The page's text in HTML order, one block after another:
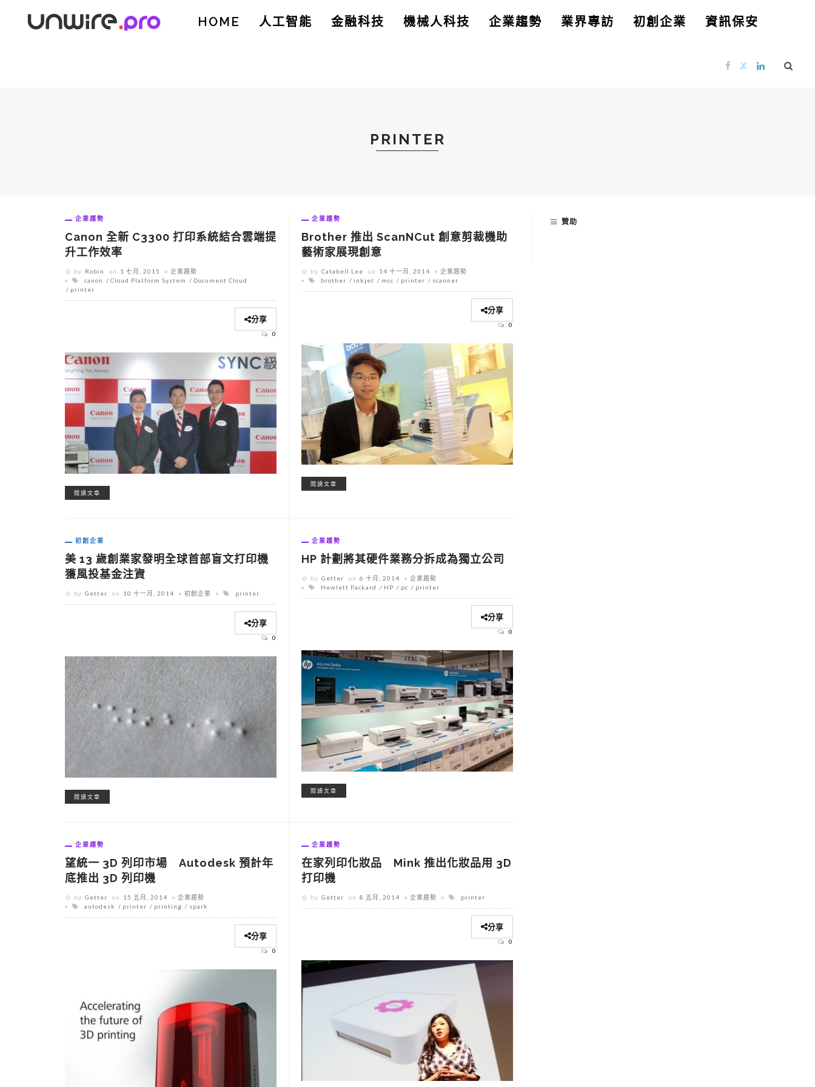
HOME 人工智能 金融科技 機械人科技 企業趨勢 業界專訪 初創企業 資訊保安
PRINTER
企業趨勢
Canon 全新 C3300 打印系統結合雲端提
升工作效率
by Robin on 1 七月, 2015
企業趨勢
canon
Cloud Platform System
Document Cloud
printer
分享
0
閱讀文章
企業趨勢
Brother 推出 ScanNCut 創意剪裁機助
藝術家展現創意
by Catabell Lee on 14 十一月, 2014
企業趨勢
brother
inkjet mcc printer scanner
分享
0
閱讀文章
初創企業
美 13 歲創業家發明全球首部盲文打印機
獲風投基金注資
by Getter on 10 十一月, 2014 初創企業 printer
分享
0
閱讀文章
企業趨勢
HP 計劃將其硬件業務分拆成為獨立公司
by Getter on 6 十月, 2014
企業趨勢
Hewlett Packard
HP pc printer
分享
0
閱讀文章
企業趨勢
望統一 3D 列印市場 Autodesk 預計年
底推出 3D 列印機
by Getter on 15 五月, 2014
企業趨勢
autodesk
printer printing spark
分享
0
企業趨勢
在家列印化妝品 Mink 推出化妝品用 3D
打印機
by Getter on 8 五月, 2014 企業趨勢 printer
分享
0
贊助